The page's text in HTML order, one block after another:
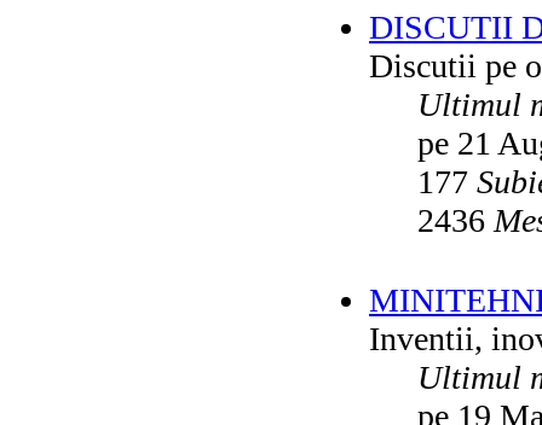
DISCUTII
Discutii pe
Ultimul
pe 21
177
2436
Inventii,
Ultimul
pe 19